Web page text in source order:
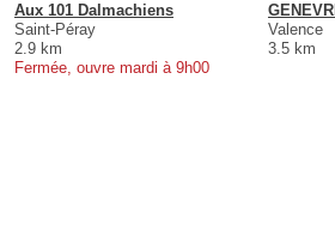
Aux 101 Dalmachiens
Saint-Péray
2.9 km
Fermée, ouvre mardi à 9h00
Valence
3.5 km